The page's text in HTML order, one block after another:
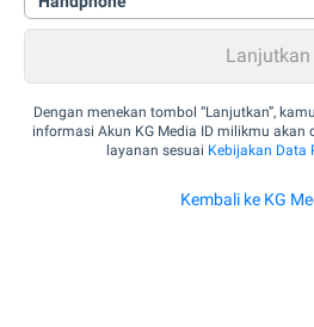
Dengan menekan tombol “Lanjutkan”,
informasi Akun KG Media ID milikmu
layanan sesuai Kebijakan Data
Kembali ke KG